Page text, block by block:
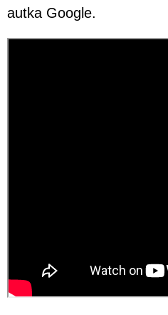
autka Google.